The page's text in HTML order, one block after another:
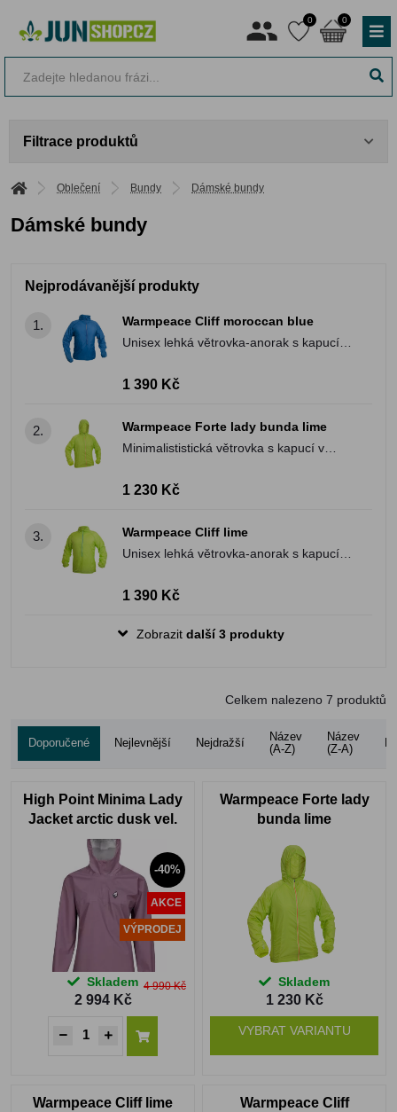
0 0
Filtrace produktů
Oblečení Bundy Dámské bundy
Dámské bundy
Nejprodávanější produkty
1.
Warmpeace Cliff moroccan blue
Unisex lehká větrovka-anorak s kapucí v
1 390 Kč
2.
Warmpeace Forte lady bunda lime
Minimalististická větrovka s kapucí v
1 230 Kč
3.
Warmpeace Cliff lime
Unisex lehká větrovka-anorak s kapucí v
1 390 Kč
Zobrazit další 3 produkty
Celkem nalezeno 7 produktů
Doporučené Nejlevnější Nejdražší
Název
(A-Z)
Název
(Z-A)
High Point Minima Lady
Jacket arctic dusk vel.
XL
-40%
AKCE
VÝPRODEJ
Skladem 4 990 Kč
2 994 Kč
Warmpeace Forte lady
bunda lime
Skladem
1 230 Kč
VYBRAT VARIANTU
Warmpeace Cliff lime
Warmpeace Cliff